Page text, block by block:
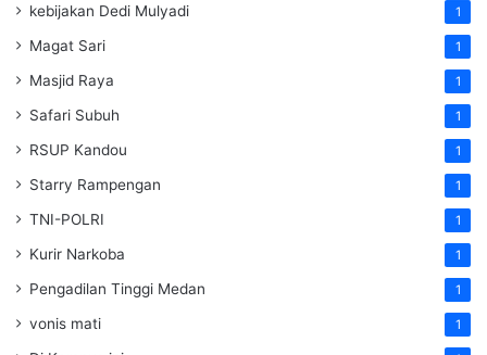
kebijakan Dedi Mulyadi 1
Magat Sari 1
Masjid Raya 1
Safari Subuh 1
RSUP Kandou 1
Starry Rampengan 1
TNI-POLRI 1
Kurir Narkoba 1
Pengadilan Tinggi Medan 1
vonis mati 1